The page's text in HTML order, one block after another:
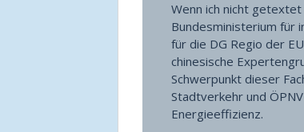
Wenn ich nicht
Bundesministerium für
für die DG Regio der
chinesische
Schwerpunkt dieser
Stadtverkehr und
Energieeffizienz.